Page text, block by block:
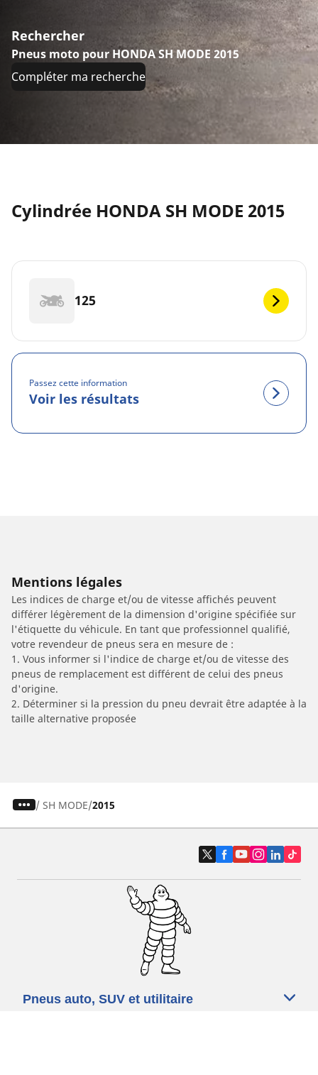
Rechercher
Pneus moto pour HONDA SH MODE 2015
Compléter ma recherche
Cylindrée HONDA SH MODE 2015
125
Passez cette information
Voir les résultats
Mentions légales
Les indices de charge et/ou de vitesse affichés peuvent
différer légèrement de la dimension d'origine spécifiée sur
l'étiquette du véhicule. En tant que professionnel qualifié,
votre revendeur de pneus sera en mesure de :
1. Vous informer si l'indice de charge et/ou de vitesse des
pneus de remplacement est différent de celui des pneus
d'origine.
2. Déterminer si la pression du pneu devrait être adaptée à la
taille alternative proposée
/ SH MODE 2015
Pneus auto, SUV et utilitaire